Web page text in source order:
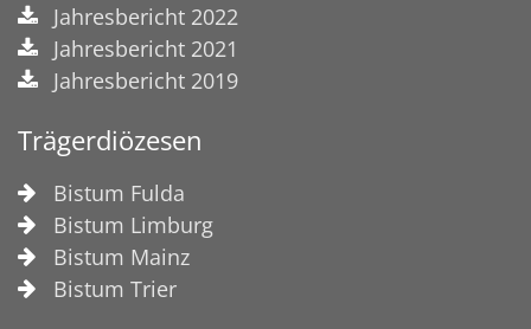
Jahresbericht 2022
Jahresbericht 2021
Jahresbericht 2019
Trägerdiözesen
Bistum Fulda
Bistum Limburg
Bistum Mainz
Bistum Trier